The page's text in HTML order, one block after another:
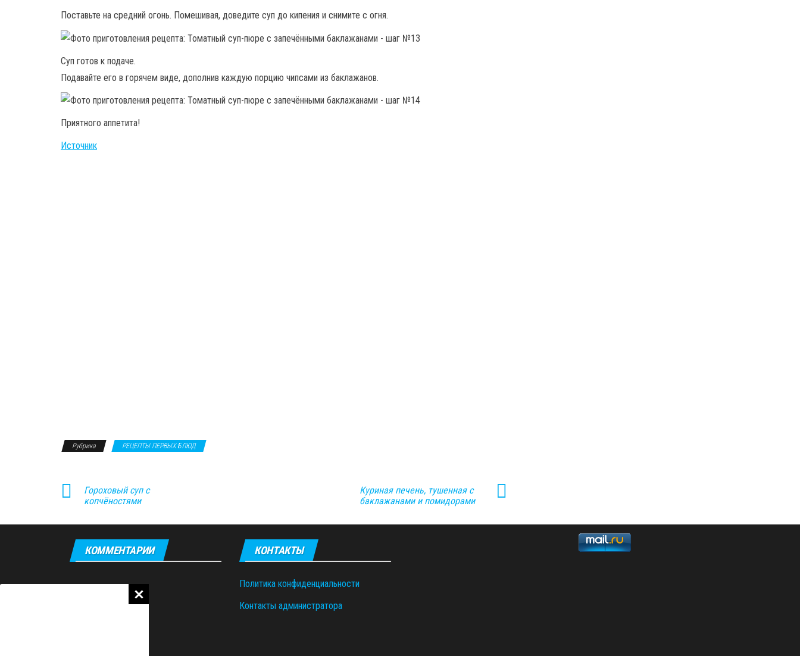
Поставьте на средний огонь. Помешивая, доведите суп до кипения и снимите с огня.
Суп готов к подаче.
Подавайте его в горячем виде, дополнив каждую порцию чипсами из баклажанов.
Приятного аппетита!
Источник
Рубрика РЕЦЕПТЫ ПЕРВЫХ БЛЮД
Гороховый суп с
копчёностями
Куриная печень, тушенная с
баклажанами и помидорами
КОММЕНТАРИИ КОНТАКТЫ
Политика конфиденциальности
Контакты администратора